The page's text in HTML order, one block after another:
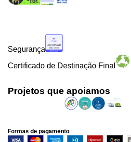
Segurança
Certificado de Destinação Final
Projetos que apoiamos
Formas de pagamento